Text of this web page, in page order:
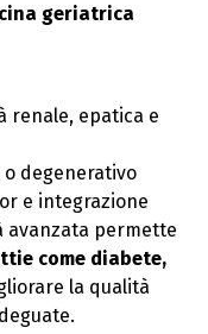
geriatrica
renale, epatica e
degenerativo
e integrazione
permette
come diabete,
la qualità